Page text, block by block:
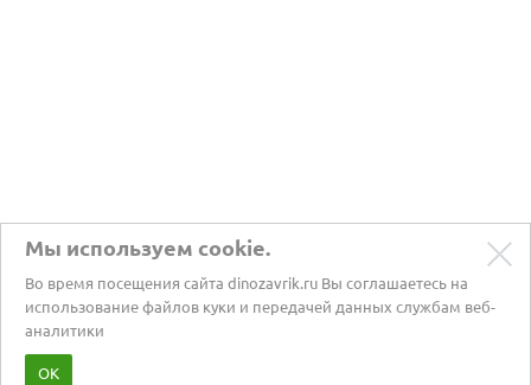
Мы используем cookie.
Во время посещения сайта dinozavrik.ru Вы соглашаетесь на
использование файлов куки и передачей данных службам веб-
аналитики
ОК